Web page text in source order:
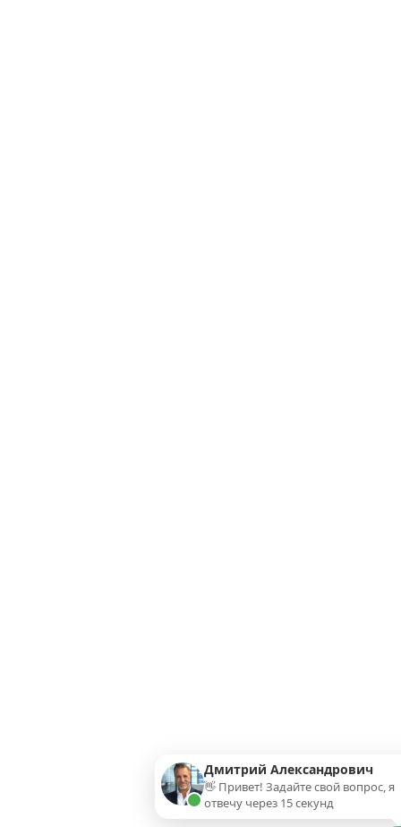
Дмитрий Александрович
👋 Привет! Задайте свой вопрос, я
отвечу через 15 секунд